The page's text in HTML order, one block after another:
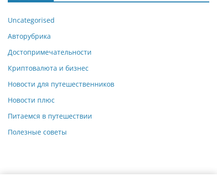
Uncategorised
Авторубрика
Достопримечательности
Криптовалюта и бизнес
Новости для путешественников
Новости плюс
Питаемся в путешествии
Полезные советы